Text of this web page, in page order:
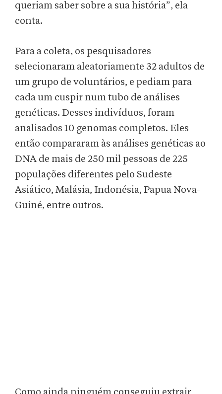
queriam saber sobre a sua história”, ela
conta.
Para a coleta, os pesquisadores
selecionaram aleatoriamente 32 adultos de
um grupo de voluntários, e pediam para
cada um cuspir num tubo de análises
genéticas. Desses indivíduos, foram
analisados 10 genomas completos. Eles
então compararam às análises genéticas ao
DNA de mais de 250 mil pessoas de 225
populações diferentes pelo Sudeste
Asiático, Malásia, Indonésia, Papua Nova-
Guiné, entre outros.